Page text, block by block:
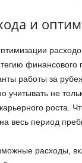
и
работы за
не
роста.
весь период
расходы,